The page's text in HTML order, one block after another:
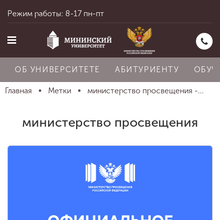
Главная
Абитуриенту
Режим работы: 8-17 пн-пт
ОБ УНИВЕРСИТЕТЕ АБИТУРИЕНТУ
Главная Метки министерство просвещения -...
министерство просвещения